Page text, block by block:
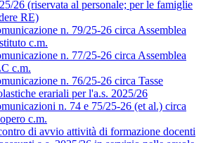
26 (riservata al personale; per le famiglie
RE)
n. 79/25-26 circa Assemblea
c.m.
n. 77/25-26 circa Assemblea
c.m.
n. 76/25-26 circa Tasse
erariali per l'a.s. 2025/26
n. 74 e 75/25-26 (et al.) circa
c.m.
di avvio attività di formazione docenti